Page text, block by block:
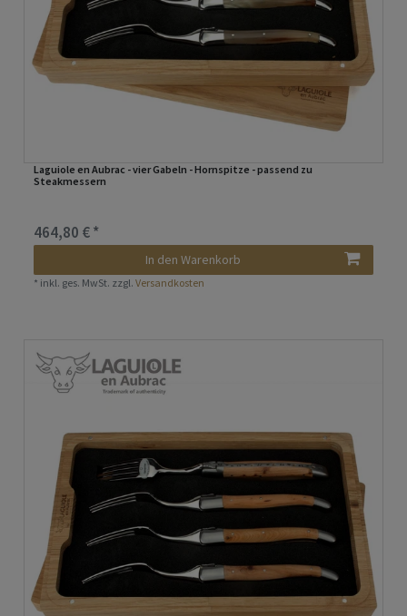
Laguiole en Aubrac - vier Gabeln - Hornspitze - passend zu
Steakmessern
464,80 € *
In den Warenkorb
* inkl. ges. MwSt. zzgl.Versandkosten